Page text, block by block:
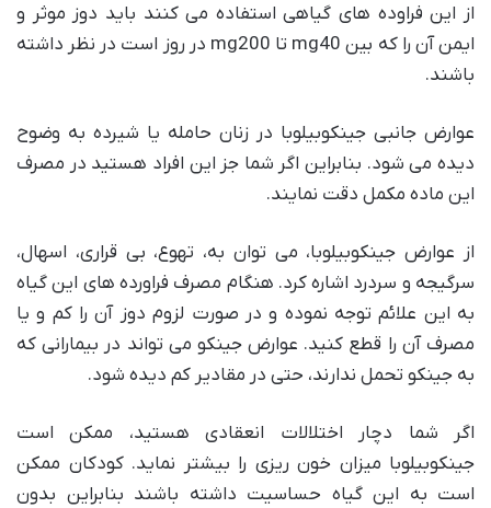
از این فراوده های گیاهی استفاده می کنند باید دوز موثر و
ایمن آن را که بین mg40 تا mg200 در روز است در نظر داشته
باشند.
عوارض جانبی جینکوبیلوبا در زنان حامله یا شیرده به وضوح
دیده می شود. بنابراین اگر شما جز این افراد هستید در مصرف
این ماده مکمل دقت نمایند.
از عوارض جینکوبیلوبا، می توان به، تهوع، بی قراری، اسهال،
سرگیجه و سردرد اشاره کرد. هنگام مصرف فراورده های این گیاه
به این علائم توجه نموده و در صورت لزوم دوز آن را کم و یا
مصرف آن را قطع کنید. عوارض جینکو می تواند در بیمارانی که
به جینکو تحمل ندارند، حتی در مقادیر کم دیده شود.
اگر شما دچار اختلالات انعقادی هستید، ممکن است
جینکوبیلوبا میزان خون ریزی را بیشتر نماید. کودکان ممکن
است به این گیاه حساسیت داشته باشند بنابراین بدون